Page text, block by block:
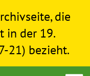
die
in der 19.
21) bezieht.